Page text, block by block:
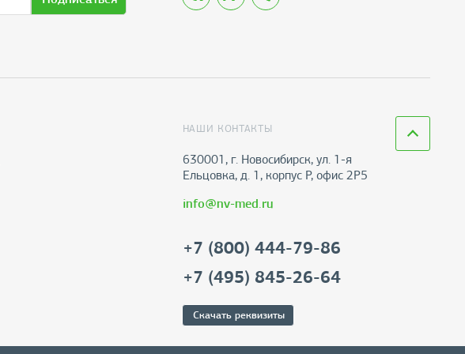
НАШИ КОНТАКТЫ
630001, г. Новосибирск, ул. 1-я
Ельцовка, д. 1, корпус Р, офис 2Р5
info@nv-med.ru
+7 (800) 444-79-86
+7 (495) 845-26-64
Скачать реквизиты